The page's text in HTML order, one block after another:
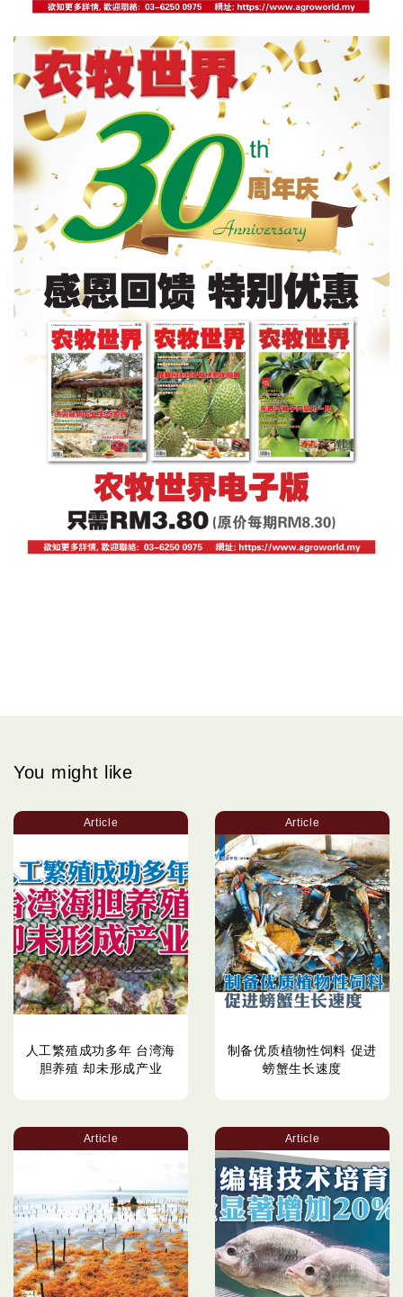
You might like
Article
人工繁殖成功多年 台湾海
胆养殖 却未形成产业
Article
制备优质植物性饲料 促进
螃蟹生长速度
Article Article